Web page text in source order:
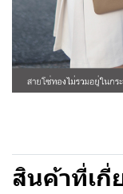
สินค้าที่เกี่